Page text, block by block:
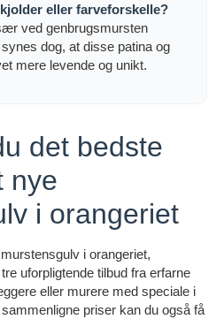
eller farveforskelle?
ved genbrugsmursten
dog, at disse patina og
mere levende og unikt.
det bedste
nye
i orangeriet
i orangeriet,
uforpligtende tilbud fra erfarne
eller murere med speciale i
priser kan du også få